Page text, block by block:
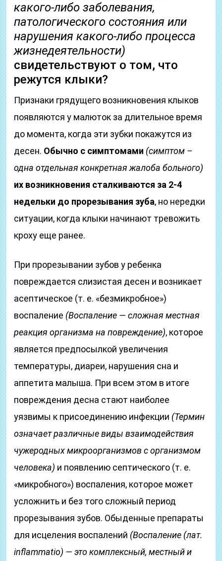
какого-либо заболевания,
патологического состояния или
нарушения какого-либо процесса
жизнедеятельности)
свидетельствуют о том, что
режутся клыки?
Признаки грядущего возникновения клыков
появляются у малюток за длительное время
до момента, когда эти зубки покажутся из
десен. Обычно с симптомами (симптом –
одна отдельная конкретная жалоба больного)
их возникновения сталкиваются за 2-4
недельки до прорезывания зуба, но нередки
ситуации, когда клыки начинают тревожить
кроху еще ранее.
При прорезывании зубов у ребенка
повреждается слизистая десен и возникает
асептическое (т. е. «безмикробное»)
воспаление (Воспаление — сложная местная
реакция организма на повреждение), которое
является предпосылкой увеличения
температуры, диареи, нарушения сна и
аппетита малыша. При всем этом в итоге
повреждения десна стают наиболее
уязвимы к присоединению инфекции (Термин
означает различные виды взаимодействия
чужеродных микроорганизмов с организмом
человека) и появлению септического (т. е.
«микробного») воспаления, которое может
усложнить и без того сложный период
прорезывания зубов. Обыденные препараты
для исцеления воспалений (Воспаление (лат.
inflammatio) — это комплексный, местный и